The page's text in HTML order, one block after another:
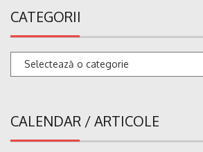
CATEGORII
Categorii
CALENDAR / ARTICOLE